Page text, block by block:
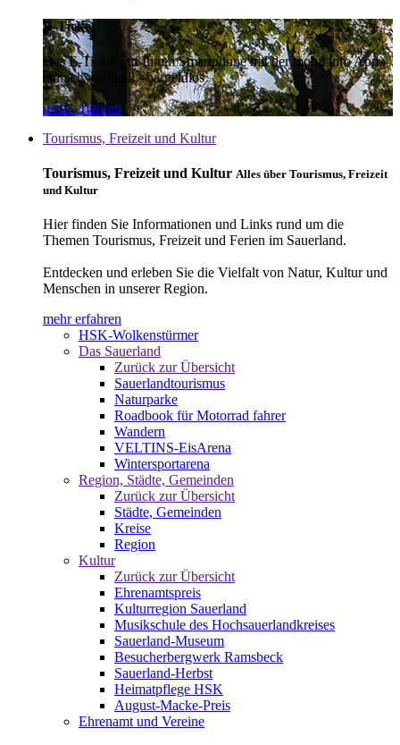
E-Ticket
Das E-Ticket auf Ihrem Smartphone mit der mobil info App -
einfach - schnell - bargeldlos
mehr erfahren
Tourismus, Freizeit und Kultur
Tourismus, Freizeit und Kultur Alles über Tourismus, Freizeit
und Kultur
Hier finden Sie Informationen und Links rund um die
Themen Tourismus, Freizeit und Ferien im Sauerland.
Entdecken und erleben Sie die Vielfalt von Natur, Kultur und
Menschen in unserer Region.
mehr erfahren
HSK-Wolkenstürmer
Das Sauerland
Zurück zur Übersicht
Sauerlandtourismus
Naturparke
Roadbook für Motorrad fahrer
Wandern
VELTINS-EisArena
Wintersportarena
Region, Städte, Gemeinden
Zurück zur Übersicht
Städte, Gemeinden
Kreise
Region
Kultur
Zurück zur Übersicht
Ehrenamtspreis
Kulturregion Sauerland
Musikschule des Hochsauerlandkreises
Sauerland-Museum
Besucherbergwerk Ramsbeck
Sauerland-Herbst
Heimatpflege HSK
August-Macke-Preis
Ehrenamt und Vereine